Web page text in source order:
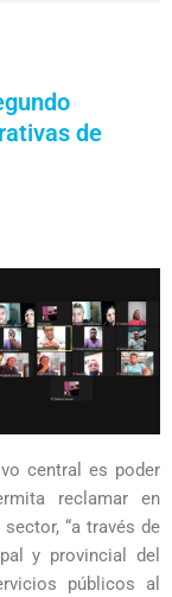
de
central es poder
reclamar en
“a través de
y provincial del
públicos al